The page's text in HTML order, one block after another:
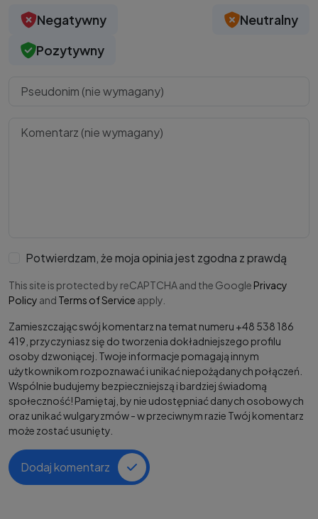
Negatywny
Neutralny
Pozytywny
Potwierdzam, że moja opinia jest zgodna z prawdą
This site is protected by reCAPTCHA and the Google Privacy
Policy and Terms of Service apply.
Zamieszczając swój komentarz na temat numeru +48 538 186
419, przyczyniasz się do tworzenia dokładniejszego profilu
osoby dzwoniącej. Twoje informacje pomagają innym
użytkownikom rozpoznawać i unikać niepożądanych połączeń.
Wspólnie budujemy bezpieczniejszą i bardziej świadomą
społeczność! Pamiętaj, by nie udostępniać danych osobowych
oraz unikać wulgaryzmów - w przeciwnym razie Twój komentarz
może zostać usunięty.
Dodaj komentarz